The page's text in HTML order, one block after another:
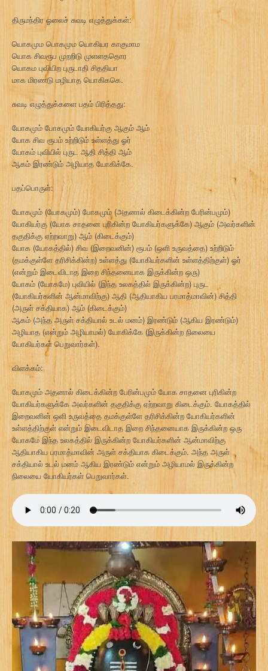
திருமந்திர ஓலைச் சுவடி எழுத்துக்கள்:
யொகமும பொகமும யொகியர காகுமாம
யொக சிவரூப முறறிடு முளளததொர
யொகம புவியிற புருடாதி சிததியா
மாக மிரணடு மழியாத யொகிககெ.
சுவடி எழுத்துக்களை பதம் பிரித்தது:
யோகமும் போகமும் யோகியர்கு ஆகும் ஆம்
யோக சிவ ரூபம் உற்றிடும் உள்ளத்து ஓர்
யோகம் புவியில் புருட ஆதி சித்தி ஆம்
ஆகம் இரண்டும் அழியாத யோகிக்கே.
பதப்பொருள்:
யோகமும் (யோகமும்) போகமும் (அதனால் கிடைக்கின்ற பேரின்பமும்)
யோகியர்கு (யோக சாதனை புரிகின்ற யோகியர்களுக்கே) ஆகும் (அவர்களின்
தகுதிக்கு ஏற்றவாறு) ஆம் (கிடைக்கும்)
யோக (யோகத்தில்) சிவ (இறைவனின்) ரூபம் (ஒளி உருவத்தை) உற்றிடும்
(தமக்குள்ளே தரிசிக்கின்ற) உள்ளத்து (யோகியர்களின் உள்ளத்திற்குள்) ஓர்
(என்றும் இடைவிடாத இறை சிந்தனையாக இருக்கின்ற ஒரு)
யோகம் (யோகமே) புவியில் (இந்த உலகத்தில் இருக்கின்ற) புருட
(யோகியர்களின் ஆன்மாவிற்கு) ஆதி (ஆதியாகிய பரமாத்மாவின்) சித்தி
(அருள் சக்தியாக) ஆம் (கிடைக்கும்)
ஆகம் (அந்த அருள் சக்தியால் உடல் மனம்) இரண்டும் (ஆகிய இரண்டும்)
அழியாத (என்றும் அழியாமல்) யோகிக்கே (இருக்கின்ற நிலையை
யோகியர்கள் பெறுவார்கள்).
விளக்கம்:
யோகமும் அதனால் கிடைக்கின்ற பேரின்பமும் யோக சாதனை புரிகின்ற
யோகியர்களுக்கே அவர்களின் தகுதிக்கு ஏற்றவாறு கிடைக்கும். யோகத்தில்
இறைவனின் ஒளி உருவத்தை தமக்குள்ளே தரிசிக்கின்ற யோகியர்களின்
உள்ளத்திற்குள் என்றும் இடைவிடாத இறை சிந்தனையாக இருக்கின்ற ஒரு
யோகமே இந்த உலகத்தில் இருக்கின்ற யோகியர்களின் ஆன்மாவிற்கு
ஆதியாகிய பரமாத்மாவின் அருள் சக்தியாக கிடைக்கும். அந்த அருள்
சக்தியால் உடல் மனம் ஆகிய இரண்டும் என்றும் அழியாமல் இருக்கின்ற
நிலையை யோகியர்கள் பெறுவார்கள்.